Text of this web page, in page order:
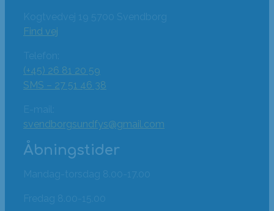
Kogtvedvej 19 5700 Svendborg
Find vej
Telefon:
(+45) 26 81 20 59
SMS – 27 51 46 38
E-mail:
svendborgsundfys@gmail.com
Åbningstider
Mandag-torsdag 8.00-17.00
Fredag 8.00-15.00